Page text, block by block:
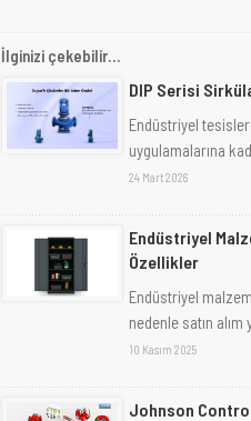
İlginizi çekebilir...
DIP Serisi
Endüstriyel
uygulamalarına
24 Mart 2026
Endüstriyel
Özellikler
Endüstriyel
nedenle satın
10 Kasım 2025
Johnson